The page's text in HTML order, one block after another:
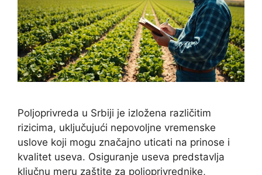
Poljoprivreda u Srbiji je izložena različitim
rizicima, uključujući nepovoljne vremenske
uslove koji mogu značajno uticati na prinose i
kvalitet useva. Osiguranje useva predstavlja
ključnu meru zaštite za poljoprivrednike,